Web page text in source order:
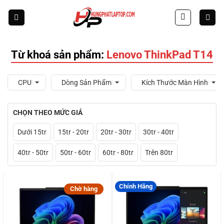
Từ khoá sản phẩm: Lenovo ThinkPad T14
CPU Dòng Sản Phẩm Kích Thước Màn Hình
CHỌN THEO MỨC GIÁ
Dưới 15tr 15tr - 20tr 20tr - 30tr 30tr - 40tr
40tr - 50tr 50tr - 60tr 60tr - 80tr Trên 80tr
Chờ hàng Chính Hãng